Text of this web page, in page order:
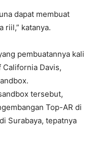
dapat membuat
riil,” katanya.
pembuatannya kali
Davis,
tersebut,
Top-AR di
Surabaya, tepatnya